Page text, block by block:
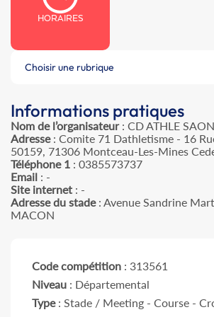
HORAIRES
Choisir une rubrique
Informations pratiques
Nom de l’organisateur: CD ATHLE
Adresse: Comite 71 Dathletisme - 16
50159, 71306 Montceau-Les-Mines
Téléphone 1 : 0385573737
Email : -
Site internet : -
Adresse du stade: Avenue Sandrine
MACON
Code compétition : 313561
Niveau : Départemental
Type: Stade / Meeting - Course -